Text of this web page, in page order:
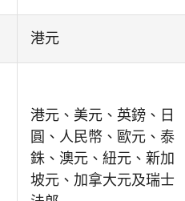
港元
港元、美元、英鎊、日
圓、人民幣、歐元、泰
銖、澳元、紐元、新加
坡元、加拿大元及瑞士